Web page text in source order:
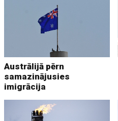
Austrālijā pērn
samazinājusies
imigrācija